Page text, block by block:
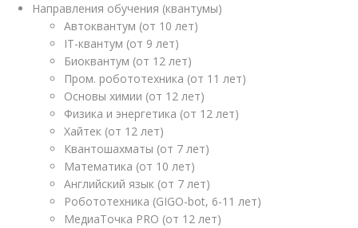
Направления обучения (квантумы)
Автоквантум (от 10 лет)
IT-квантум (от 9 лет)
Биоквантум (от 12 лет)
Пром. робототехника (от 11 лет)
Основы химии (от 12 лет)
Физика и энергетика (от 12 лет)
Хайтек (от 12 лет)
Квантошахматы (от 7 лет)
Математика (от 10 лет)
Английский язык (от 7 лет)
Робототехника (GIGO-bot, 6-11 лет)
МедиаТочка PRO (от 12 лет)